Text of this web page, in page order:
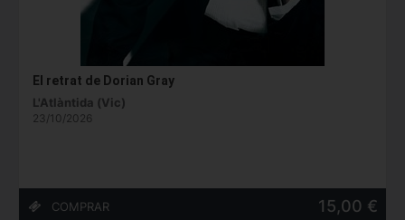
El retrat de Dorian Gray
L'Atlàntida (Vic)
23/10/2026
15,00 €